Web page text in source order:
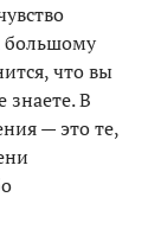
большому
что вы
знаете. В
— это те,